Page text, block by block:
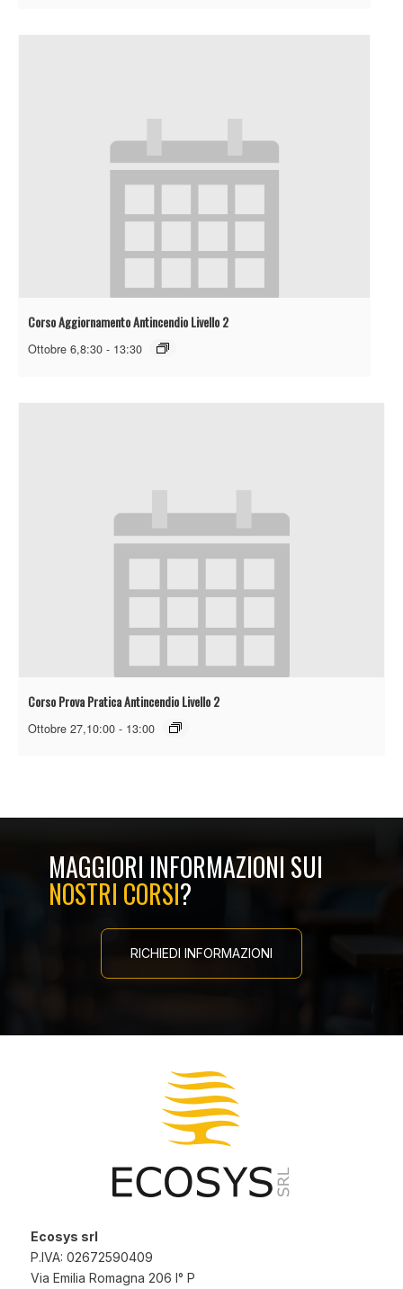
Corso Aggiornamento Antincendio Livello 2
Ottobre 6,8:30 - 13:30
Corso Prova Pratica Antincendio Livello 2
Ottobre 27,10:00 - 13:00
MAGGIORI INFORMAZIONI SUI
NOSTRI CORSI?
RICHIEDI INFORMAZIONI
Ecosys srl
P.IVA: 02672590409
Via Emilia Romagna 206 I° P